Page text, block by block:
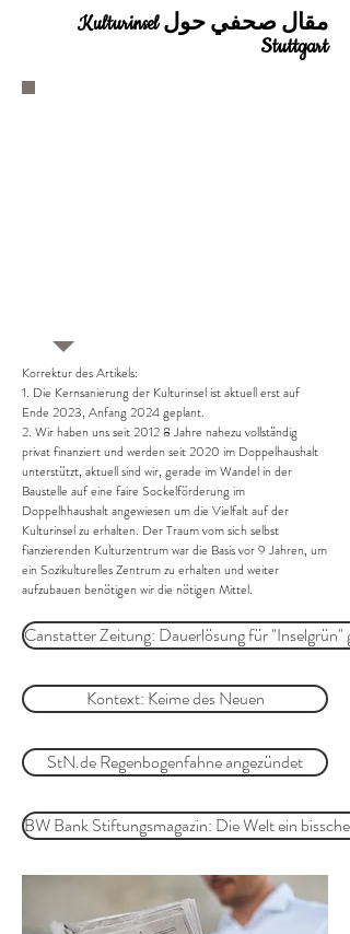
مقال صحفي حول Kulturinsel
Stuttgart
Korrektur des Artikels:
1. Die Kernsanierung der Kulturinsel ist aktuell erst auf
Ende 2023, Anfang 2024 geplant.
2. Wir haben uns seit 2012 8 Jahre nahezu vollständig
privat finanziert und werden seit 2020 im Doppelhaushalt
unterstützt, aktuell sind wir, gerade im Wandel in der
Baustelle auf eine faire Sockelförderung im
Doppelhhaushalt angewiesen um die Vielfalt auf der
Kulturinsel zu erhalten. Der Traum vom sich selbst
fianzierenden Kulturzentrum war die Basis vor 9 Jahren, um
ein Sozikulturelles Zentrum zu erhalten und weiter
aufzubauen benötigen wir die nötigen Mittel.
Canstatter Zeitung: Dauerlösung für "Inselgrün"
Kontext: Keime des Neuen
StN.de Regenbogenfahne angezündet
BW Bank Stiftungsmagazin: Die Welt ein